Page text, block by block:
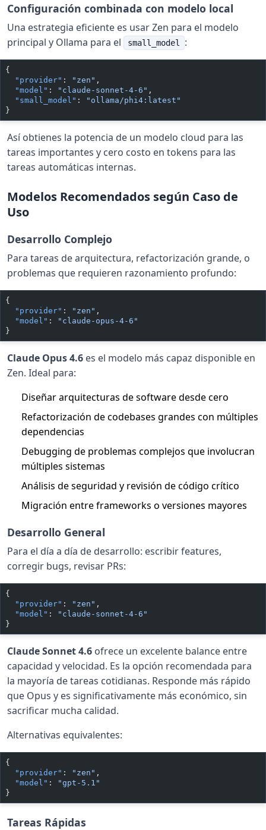
Configuración combinada con modelo local
Una estrategia eficiente es usar Zen para el modelo
principal y Ollama para el
small_model :
{
  "provider"
: "zen" ,
  "model"
: "claude-sonnet-4-6" ,
  "small_model"
:
"ollama/phi4:latest"
}
Así obtienes la potencia de un modelo cloud para las
tareas importantes y cero costo en tokens para las
tareas automáticas internas.
Modelos Recomendados según Caso de
Uso
Desarrollo Complejo
Para tareas de arquitectura, refactorización grande, o
problemas que requieren razonamiento profundo:
{
  "provider"
: "zen" ,
  "model"
:
"claude-opus-4-6"
}
Claude Opus 4.6 es el modelo más capaz disponible en
Zen. Ideal para:
Diseñar arquitecturas de software desde cero
Refactorización de codebases grandes con múltiples
dependencias
Debugging de problemas complejos que involucran
múltiples sistemas
Análisis de seguridad y revisión de código crítico
Migración entre frameworks o versiones mayores
Desarrollo General
Para el día a día de desarrollo: escribir features,
corregir bugs, revisar PRs:
{
  "provider"
: "zen" ,
  "model"
:
"claude-sonnet-4-6"
}
Claude Sonnet 4.6 ofrece un excelente balance entre
capacidad y velocidad. Es la opción recomendada para
la mayoría de tareas cotidianas. Responde más rápido
que Opus y es significativamente más económico, sin
sacrificar mucha calidad.
Alternativas equivalentes:
{
  "provider"
: "zen" ,
  "model"
:
"gpt-5.1"
}
Tareas Rápidas